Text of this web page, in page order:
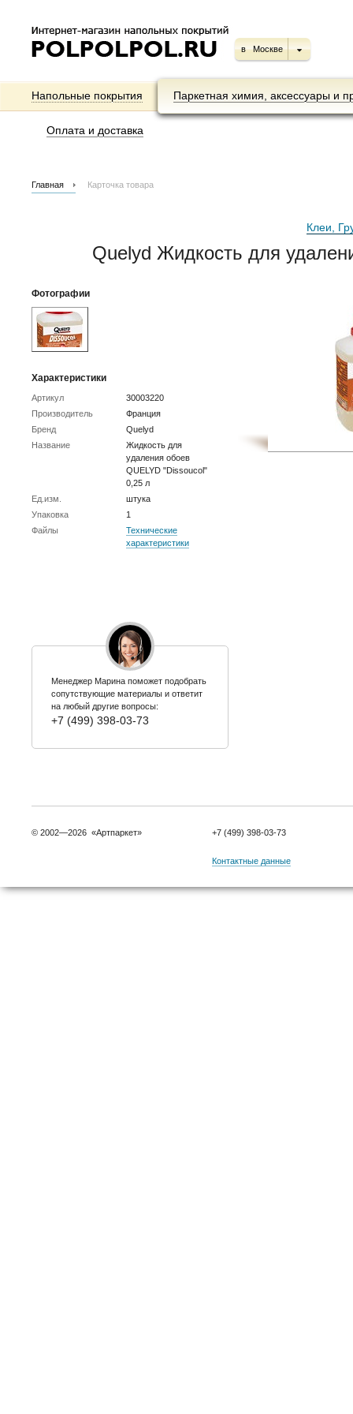
в Москве
Напольные покрытия Паркетная химия, аксессуары и
Оплата и доставка
Главная Карточка товара
Клеи,
Quelyd Жидкость для
Фотографии
Характеристики
Артикул
30003220
Производитель
Франция
Бренд
Quelyd
Название
Жидкость для
удаления обоев
QUELYD "Dissoucol"
0,25 л
Ед.изм.
штука
Упаковка
1
Файлы
Технические
характеристики
Менеджер Марина поможет подобрать
сопутствующие материалы и ответит
на любый другие вопросы:
+7 (499) 398-03-73
© 2002—2026 «Артпаркет» +7 (499) 398-03-73
Контактные данные